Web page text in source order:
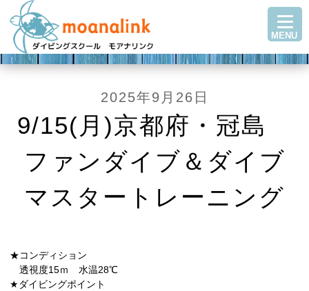
TOP
ステップアップ
ショップ紹介
ツアースケジュール
ダイビングブログ
Q＆A・お客様の声
アクセス
MENU
2025年9月26日
9/15(月)京都府・冠島
ファンダイブ＆ダイブ
マスタートレーニング
★コンディション
透視度15ｍ 水温28℃
★ダイビングポイント